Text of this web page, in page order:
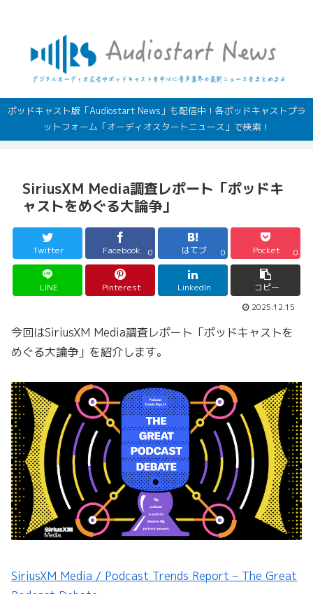
ポッドキャスト版「Audiostart News」も配信中！各ポッドキャストプラ
ットフォーム「オーディオスタートニュース」で検索！
SiriusXM Media調査レポート「ポッドキ
ャストをめぐる大論争」
Twitter Facebook 0 はてブ 0 Pocket 0
LINE Pinterest LinkedIn コピー
2025.12.15
今回はSiriusXM Media調査レポート「ポッドキャストを
めぐる大論争」を紹介します。
SiriusXM Media / Podcast Trends Report – The Great